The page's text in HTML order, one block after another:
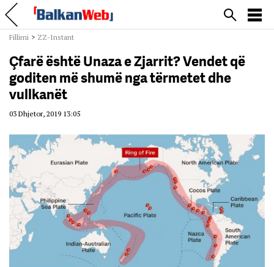
Fillimi > ZZ-Instant
Çfarë është Unaza e Zjarrit? Vendet që
goditen më shumë nga tërmetet dhe
vullkanët
03 Dhjetor, 2019 13:05